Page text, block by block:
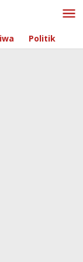
Politik